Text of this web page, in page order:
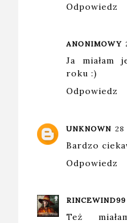
Odpowiedz
ANONIMOWY
Ja miałam
roku :)
Odpowiedz
UNKNOWN 28
Bardzo
Odpowiedz
RINCEWIND99
Też